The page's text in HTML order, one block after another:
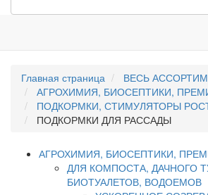
Главная страница
ВЕСЬ
АГРОХИМИЯ, БИОСЕПТИКИ,
ПОДКОРМКИ, СТИМУЛЯТОРЫ
ПОДКОРМКИ ДЛЯ РАССАДЫ
АГРОХИМИЯ, БИОСЕПТИКИ,
ДЛЯ КОМПОСТА, ДАЧНОГО
БИОТУАЛЕТОВ, ВОДОЕМОВ